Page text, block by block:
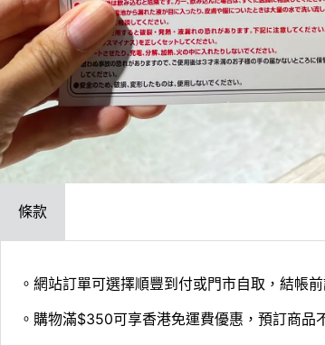
條款
。網站訂單可選擇順豐到付或門市自取，結帳
。購物滿$350可享香港免運費優惠，預訂商品